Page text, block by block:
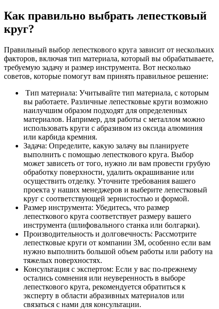
Как правильно выбрать лепестковый
круг?
Правильный выбор лепесткового круга зависит от нескольких
факторов, включая тип материала, который вы обрабатываете,
требуемую задачу и размер инструмента. Вот несколько
советов, которые помогут вам принять правильное решение:
Тип материала: Учитывайте тип материала, с которым
вы работаете. Различные лепестковые круги возможно
наилучшим образом подходят для определенных
материалов. Например, для работы с металлом можно
использовать круги с абразивом из оксида алюминия
или карбида кремния.
Задача: Определите, какую залачу вы планируете
выполнить с помощью лепесткового круга. Выбор
может зависеть от того, нужно ли вам провести грубую
обработку поверхности, удалить окрашивание или
осуществить отделку. Уточните требования вашего
проекта у наших менеджеров и выберите лепестковый
круг с соответствующей зернистостью и формой.
Размер инструмента: Убедитесь, что размер
лепесткового круга соответствует размеру вашего
инструмента (шлифовального станка или болгарки).
Производительность и долговечность: Рассмотрите
лепестковые круги от компании 3М, особенно если вам
нужно выполнить большой объем работы или работу на
тяжелых поверхностях.
Консультация с экспертом: Если у вас по-прежнему
остались сомнения или неуверенность в выборе
лепесткового круга, рекомендуется обратиться к
эксперту в области абразивных материалов или
связаться с нами для консультации.